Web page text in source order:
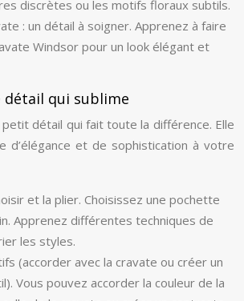
discrètes ou les motifs floraux subtils.
: un détail à soigner. Apprenez à faire
Windsor pour un look élégant et
détail qui sublime
détail qui fait toute la différence. Elle
d’élégance et de sophistication à votre
et la plier. Choisissez une pochette
Apprenez différentes techniques de
les styles.
(accorder avec la cravate ou créer un
Vous pouvez accorder la couleur de la